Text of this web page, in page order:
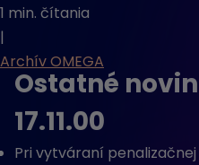
1 min. čítania
|
Archív OMEGA
Ostatné
17.11.00
Pri vytváraní